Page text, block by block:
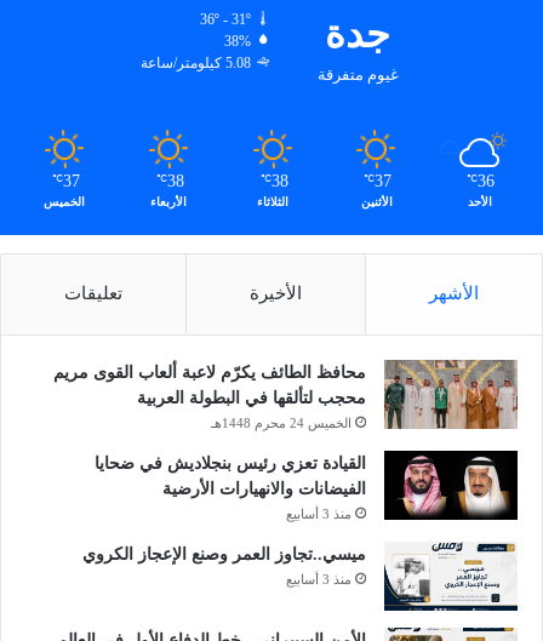
جدة
غيوم متفرقة
36º - 31º
38%
5.08 كيلومتر/ساعة
36
℃
الأحد
37
℃
الأثنين
38
℃
الثلاثاء
38
℃
الأربعاء
37
℃
الخميس
الأشهر الأخيرة تعليقات
محافظ الطائف يكرّم لاعبة ألعاب القوى مريم
محجب لتألقها في البطولة العربية
الخميس 24 محرم 1448هـ
القيادة تعزي رئيس بنجلاديش في ضحايا
الفيضانات والانهيارات الأرضية
منذ 3 أسابيع
ميسي..تجاوز العمر وصنع الإعجاز الكروي
منذ 3 أسابيع